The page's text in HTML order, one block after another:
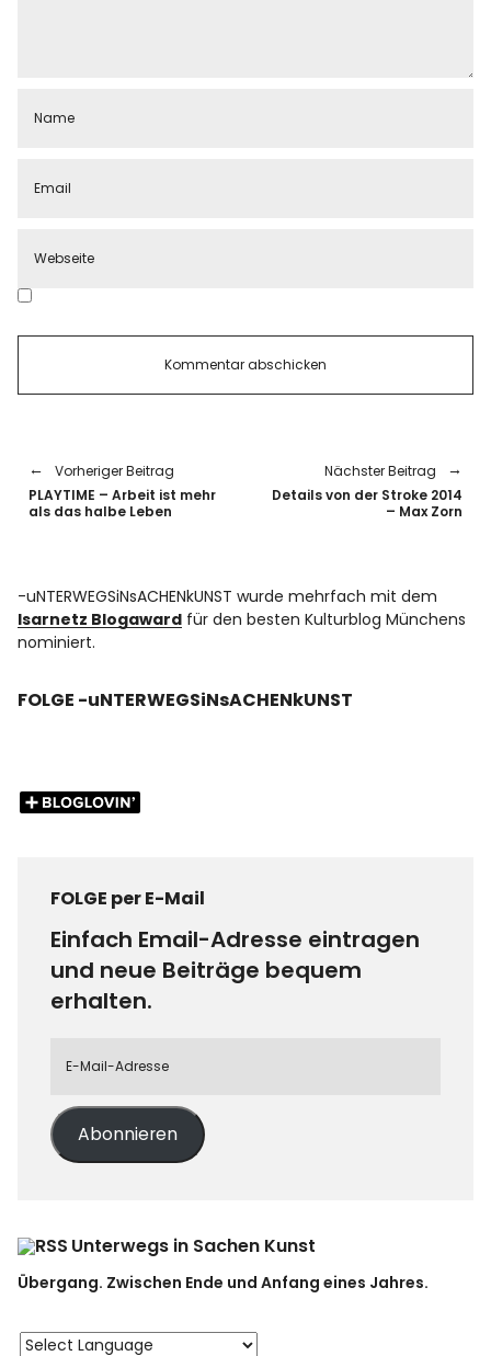
Vorheriger Beitrag
PLAYTIME – Arbeit ist mehr
als das halbe Leben
Nächster Beitrag
Details von der Stroke 2014
– Max Zorn
-uNTERWEGSiNsACHENkUNST wurde mehrfach mit dem
Isarnetz Blogaward für den besten Kulturblog Münchens
nominiert.
FOLGE -uNTERWEGSiNsACHENkUNST
FOLGE per E-Mail
Einfach Email-Adresse eintragen
und neue Beiträge bequem
erhalten.
Abonnieren
Unterwegs in Sachen Kunst
Übergang. Zwischen Ende und Anfang eines Jahres.